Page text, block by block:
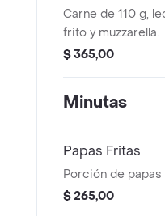
Carne de 110 g,
frito y muzzarella.
$ 365,00
Minutas
Papas Fritas
Porción de papas
$ 265,00